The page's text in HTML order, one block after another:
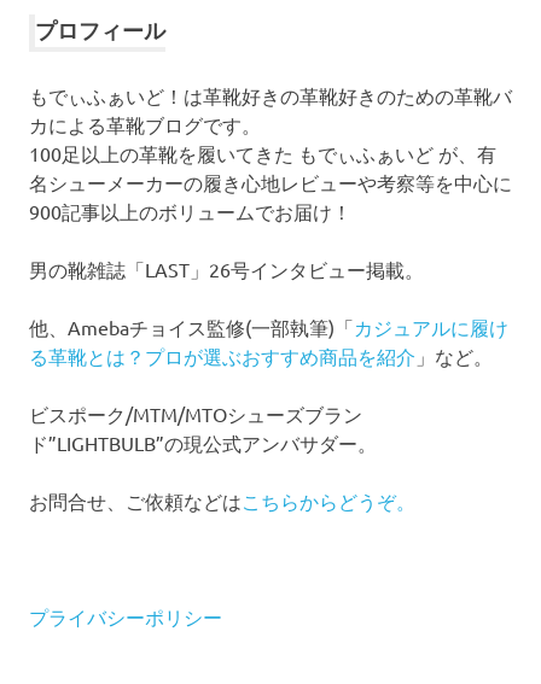
イ
プロフィール
もでぃふぁいど！は革靴好きの革靴好きのための革靴バ
カによる革靴ブログです。
100足以上の革靴を履いてきた もでぃふぁいど が、有
名シューメーカーの履き心地レビューや考察等を中心に
900記事以上のボリュームでお届け！
男の靴雑誌「LAST」26号インタビュー掲載。
他、Amebaチョイス監修(一部執筆)「カジュアルに履け
る革靴とは？プロが選ぶおすすめ商品を紹介 」など。
ビスポーク/MTM/MTOシューズブラン
ド”LIGHTBULB”の現公式アンバサダー。
お問合せ、ご依頼などは こちらからどうぞ。
プライバシーポリシー